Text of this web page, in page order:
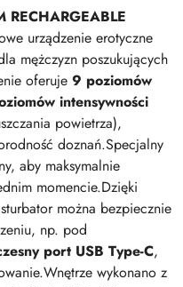
RECHARGEABLE
urządzenie erotyczne
mężczyzn poszukujących
oferuje 9 poziomów
intensywności
powietrza),
doznań.Specjalny
aby maksymalnie
momencie.Dzięki
można bezpiecznie
np. pod
port USB Type-C,
wykonano z